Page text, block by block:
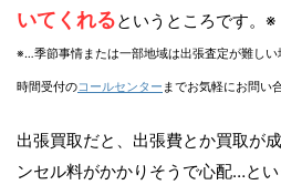
いてくれるというところです。※
※…季節事情または一部地域は出張査定が難し
時間受付のコールセンター までお気軽にお問い
出張買取だと、出張費とか買取が
ンセル料がかかりそうで心配…と